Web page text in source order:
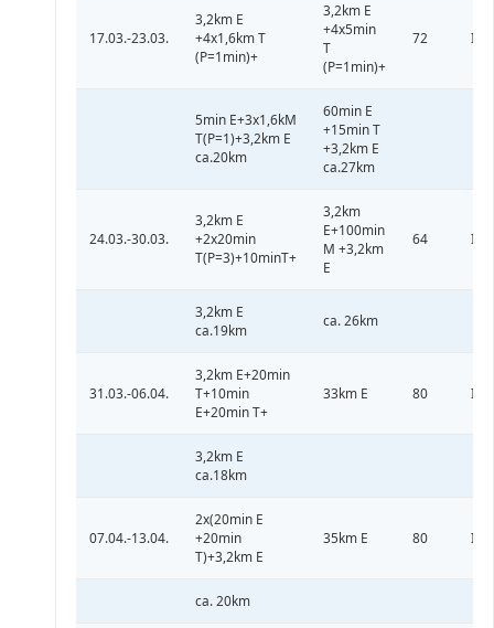
17.03.-23.03.
3,2km E
+4x1,6km T
(P=1min)+
3,2km E
+4x5min
T
(P=1min)+
72 III
5min E+3x1,6kM
T(P=1)+3,2km E
ca.20km
60min E
+15min T
+3,2km E
ca.27km
24.03.-30.03.
3,2km E
+2x20min
T(P=3)+10minT+
3,2km
E+100min
M +3,2km
E
64 III
3,2km E
ca.19km
ca. 26km
31.03.-06.04.
3,2km E+20min
T+10min
E+20min T+
33km E 80 III
3,2km E
ca.18km
07.04.-13.04.
2x(20min E
+20min
T)+3,2km E
35km E 80 IV
ca. 20km